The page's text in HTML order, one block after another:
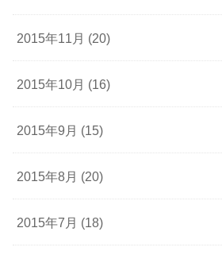
2015年11月 (20)
2015年10月 (16)
2015年9月 (15)
2015年8月 (20)
2015年7月 (18)